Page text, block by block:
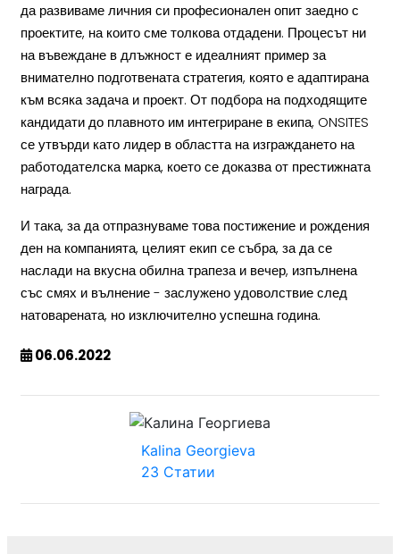
да развиваме личния си професионален опит заедно с
проектите, на които сме толкова отдадени. Процесът ни
на въвеждане в длъжност е идеалният пример за
внимателно подготвената стратегия, която е адаптирана
към всяка задача и проект. От подбора на подходящите
кандидати до плавното им интегриране в екипа, ONSITES
се утвърди като лидер в областта на изграждането на
работодателска марка, което се доказва от престижната
награда.
И така, за да отпразнуваме това постижение и рождения
ден на компанията, целият екип се събра, за да се
наслади на вкусна обилна трапеза и вечер, изпълнена
със смях и вълнение - заслужено удоволствие след
натоварената, но изключително успешна година.
06.06.2022
Kalina Georgieva
23 Статии